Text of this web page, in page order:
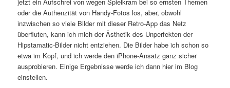
oder die Authenzität von Handy-Fotos los, aber, obwohl
inzwischen so viele Bilder mit dieser Retro-App das Netz
überfluten, kann ich mich der Ästhetik des Unperfekten der
Hipstamatic-Bilder nicht entziehen. Die Bilder habe ich schon so
etwa im Kopf, und ich werde den iPhone-Ansatz ganz sicher
ausprobieren. Einige Ergebnisse werde ich dann hier im Blog
einstellen.